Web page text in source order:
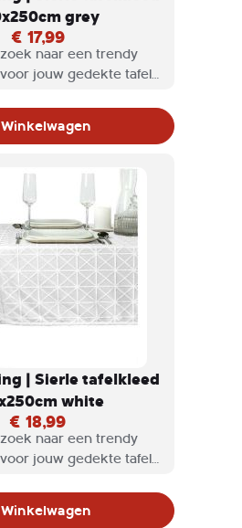
grey
€ 17,99
naar een trendy
jouw gedekte tafel
perfect voor jou!
| Sierle tafelkleed
white
€ 18,99
naar een trendy
jouw gedekte tafel
perfect voor jou!